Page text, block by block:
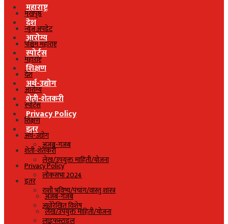
महाराष्ट्र
देश
आरोग्य
स्पोर्ट्स
शिक्षण
अर्थ-उद्योग
शेती-शेतकरी
Privacy Policy
इतर
अजब-गजब
लेख/उपयुक्त माहिती/योजना
लोकसभा 2024
राशी भविष्य/पंचांग/वास्तु शास्त्र
अधोरेखित विशेष
लाइफस्टाइल
मुखपृष्ठ
न्यूज अपडेट
पश्चिम महाराष्ट्र
महाराष्ट्र
देश
आरोग्य
स्पोर्ट्स
शिक्षण
अर्थ-उद्योग
शेती-शेतकरी
Privacy Policy
इतर
अजब-गजब
लेख/उपयुक्त माहिती/योजना